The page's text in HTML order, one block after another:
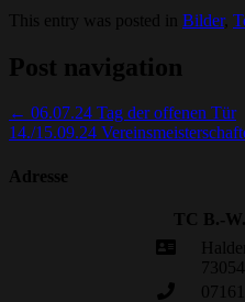
This entry was posted in Bilder,
Post navigation
← 06.07.24 Tag der offenen Tür
14./15.09.24
Adresse
TC B.-